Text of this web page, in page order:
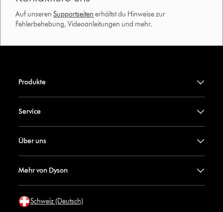
Auf unserenSupportseiten erhältst du Hinweise zur
Fehlerbehebung, Videoanleitungen und mehr.
Produkte
Service
Über uns
Mehr von Dyson
Schweiz (Deutsch)